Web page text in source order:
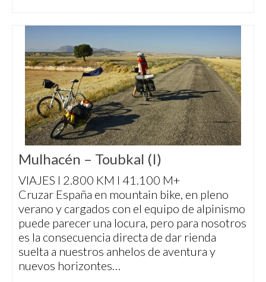
Mulhacén – Toubkal (I)
VIAJES I 2.800 KM I 41.100 M+
Cruzar España en mountain bike, en pleno
verano y cargados con el equipo de alpinismo
puede parecer una locura, pero para nosotros
es la consecuencia directa de dar rienda
suelta a nuestros anhelos de aventura y
nuevos horizontes…